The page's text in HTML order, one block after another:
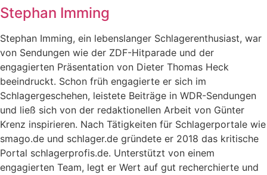
Stephan Imming
Stephan Imming, ein lebenslanger Schlagerenthusiast, war
von Sendungen wie der ZDF-Hitparade und der
engagierten Präsentation von Dieter Thomas Heck
beeindruckt. Schon früh engagierte er sich im
Schlagergeschehen, leistete Beiträge in WDR-Sendungen
und ließ sich von der redaktionellen Arbeit von Günter
Krenz inspirieren. Nach Tätigkeiten für Schlagerportale wie
smago.de und schlager.de gründete er 2018 das kritische
Portal schlagerprofis.de. Unterstützt von einem
engagierten Team, legt er Wert auf gut recherchierte und